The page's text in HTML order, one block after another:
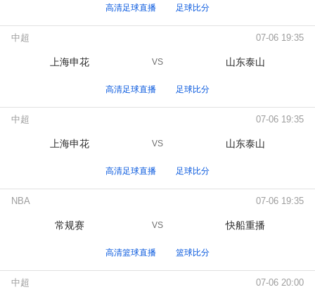
高清足球直播 足球比分
中超 07-06 19:35
上海申花 VS 山东泰山
高清足球直播 足球比分
中超 07-06 19:35
上海申花 VS 山东泰山
高清足球直播 足球比分
NBA 07-06 19:35
常规赛 VS 快船重播
高清篮球直播 篮球比分
中超 07-06 20:00